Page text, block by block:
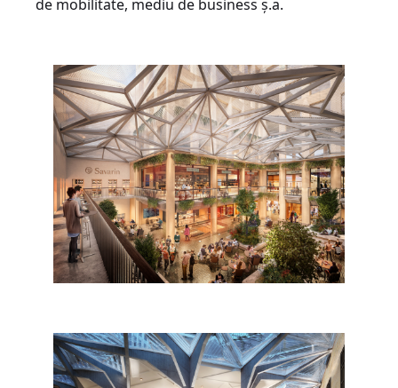
de mobilitate, mediu de business ș.a.